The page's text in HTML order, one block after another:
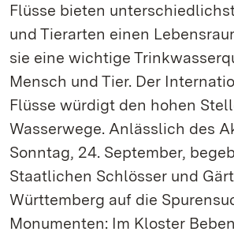
Flüsse bieten
und Tierarten einen
sie eine wichtige
Mensch und Tier. Der
Flüsse würdigt den hohen
Wasserwege. Anlässlich des
Sonntag, 24. September,
Staatlichen Schlösser und
Württemberg auf die
Monumenten: Im Kloster